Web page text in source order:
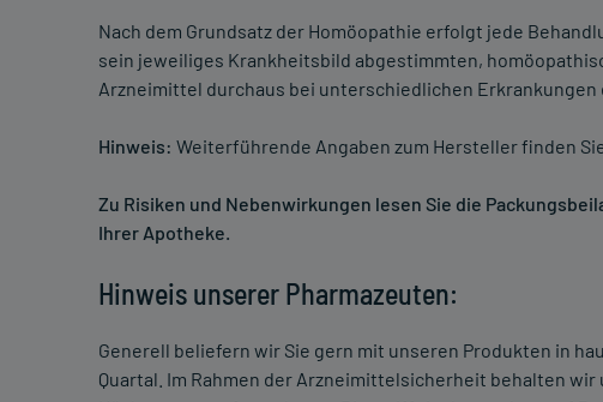
Nach dem Grundsatz der Homöopathie erfolgt jede
sein jeweiliges Krankheitsbild abgestimmten,
Arzneimittel durchaus bei unterschiedlichen Erkrankungen
Hinweis: Weiterführende Angaben zum Hersteller finden
Zu Risiken und Nebenwirkungen lesen Sie die
Ihrer Apotheke.
Hinweis unserer Pharmazeuten:
Generell beliefern wir Sie gern mit unseren Produkten in
Quartal. Im Rahmen der Arzneimittelsicherheit behalten